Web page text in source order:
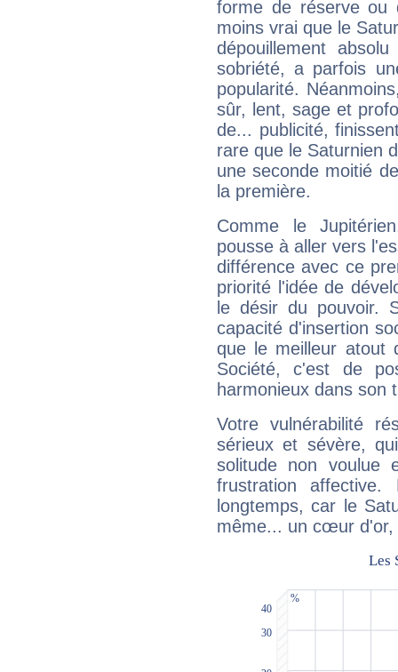
forme de réserve
moins vrai que le
dépouillement
sobriété, a parfois
popularité.
sûr, lent, sage et
de... publicité,
rare que le Saturnien
une seconde moitié
la première.
Comme le
pousse à aller vers
différence avec ce
priorité l'idée de
le désir du pouvoir.
capacité d'insertion
que le meilleur atout
Société, c'est de
harmonieux dans son
Votre vulnérabilité
sérieux et sévère,
solitude non voulue
frustration
longtemps, car le
même... un cœur d'or,